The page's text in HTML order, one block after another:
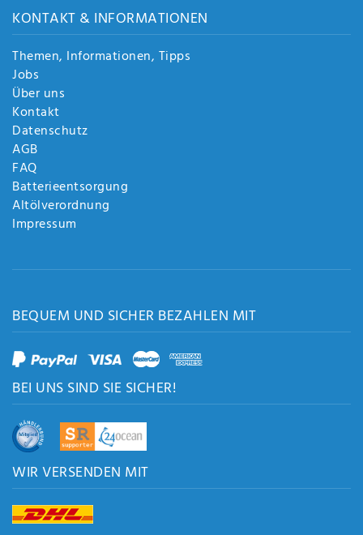
KONTAKT & INFORMATIONEN
Themen, Informationen, Tipps
Jobs
Über uns
Kontakt
Datenschutz
AGB
FAQ
Batterieentsorgung
Altölverordnung
Impressum
BEQUEM UND SICHER BEZAHLEN MIT
BEI UNS SIND SIE SICHER!
WIR VERSENDEN MIT